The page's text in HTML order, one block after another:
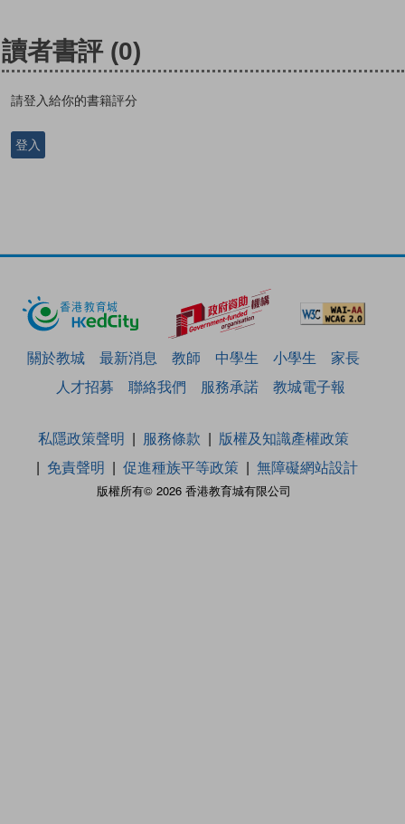
讀者書評 (0)
請登入給你的書籍評分
登入
關於教城 最新消息 教師 中學生 小學生
家長
人才招募
聯絡我們 服務承諾 教城電子報
版權所有© 2026 香港教育城有限公司
私隱政策聲明 服務條款
版權及知識產權政策
免責聲明
促進種族平等政策 無障礙網站設計